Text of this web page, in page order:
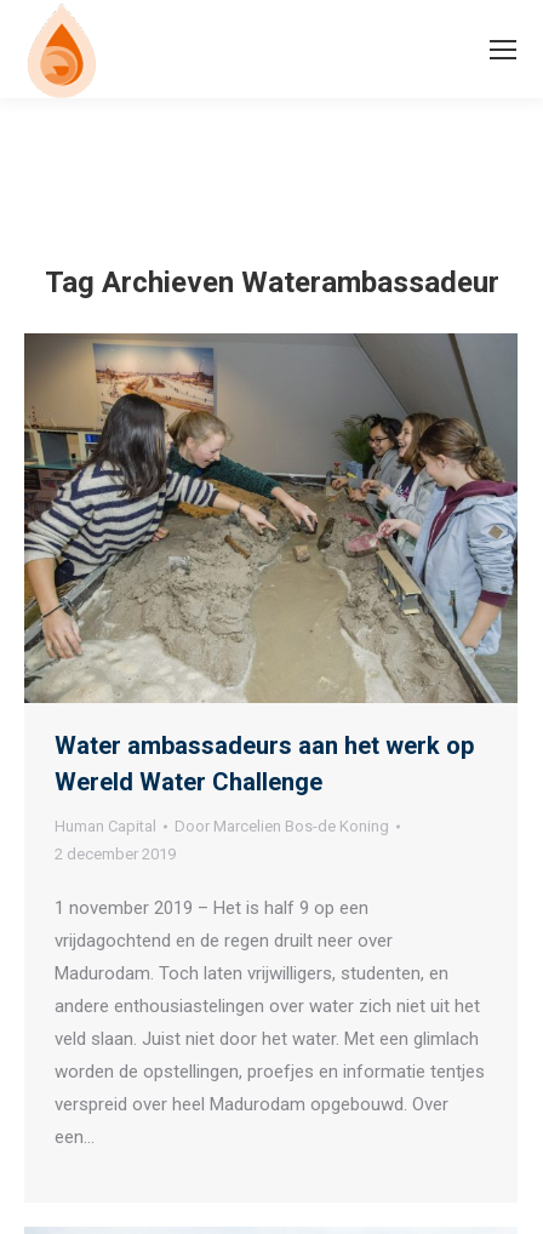
Tag Archieven Waterambassadeur
Water ambassadeurs aan het werk op
Wereld Water Challenge
Human Capital Door Marcelien Bos-de Koning
2 december 2019
1 november 2019 – Het is half 9 op een
vrijdagochtend en de regen druilt neer over
Madurodam. Toch laten vrijwilligers, studenten, en
andere enthousiastelingen over water zich niet uit het
veld slaan. Juist niet door het water. Met een glimlach
worden de opstellingen, proefjes en informatie tentjes
verspreid over heel Madurodam opgebouwd. Over
een…